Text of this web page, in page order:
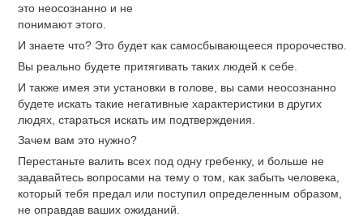
это неосознанно и не
понимают этого.
И знаете что? Это будет как самосбывающееся пророчество.
Вы реально будете притягивать таких людей к себе.
И также имея эти установки в голове, вы сами неосознанно
будете искать такие негативные характеристики в других
людях, стараться искать им подтверждения.
Зачем вам это нужно?
Перестаньте валить всех под одну гребенку, и больше не
задавайтесь вопросами на тему о том, как забыть человека,
который тебя предал или поступил определенным образом,
не оправдав ваших ожиданий.